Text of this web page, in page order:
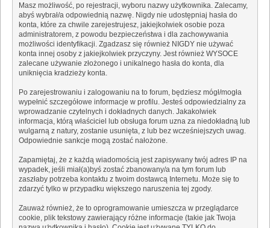
Masz możliwość, po rejestracji, wyboru nazwy użytkownika. Zalecamy,
abyś wybrał/a odpowiednią nazwę. Nigdy nie udostępniaj hasła do
konta, które za chwile zarejestrujesz, jakiejkolwiek osobie poza
administratorem, z powodu bezpieczeństwa i dla zachowywania
możliwości identyfikacji. Zgadzasz się również NIGDY nie używać
konta innej osoby z jakiejkolwiek przyczyny. Jest również WYSOCE
zalecane używanie złożonego i unikalnego hasła do konta, dla
uniknięcia kradzieży konta.
Po zarejestrowaniu i zalogowaniu na to forum, będziesz mógł/mogła
wypełnić szczegółowe informacje w profilu. Jesteś odpowiedzialny za
wprowadzanie czytelnych i dokładnych danych. Jakakolwiek
informacja, którą właściciel lub obsługa forum uzna za niedokładną lub
wulgarną z natury, zostanie usunięta, z lub bez wcześniejszych uwag.
Odpowiednie sankcje mogą zostać nałożone.
Zapamiętaj, że z każdą wiadomością jest zapisywany twój adres IP na
wypadek, jeśli miał(a)byś zostać zbanowany/a na tym forum lub
zaszłaby potrzeba kontaktu z twoim dostawcą Internetu. Może się to
zdarzyć tylko w przypadku większego naruszenia tej zgody.
Zauważ również, że to oprogramowanie umieszcza w przeglądarce
cookie, plik tekstowy zawierający różne informacje (takie jak Twoja